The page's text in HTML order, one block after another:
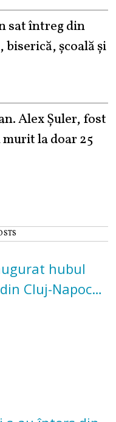
sat întreg din
biserică, școală și
Alex Șuler, fost
la doar 25
hubul
Cluj-Napoca.
de euro